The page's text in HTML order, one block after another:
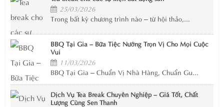
25/03/2026
Trong bất kỳ chương trình nào – từ hội thảo,...
BBQ Tại Gia – Bữa Tiệc Nướng Trọn Vị Cho Mọi Cuộc
Vui
11/03/2026
BBQ Tại Gia – Chuẩn Vị Nhà Hàng, Chuẩn Gu...
Dịch Vụ Tea Break Chuyên Nghiệp – Giá Tốt, Chất
Lượng Cùng Sen Thanh